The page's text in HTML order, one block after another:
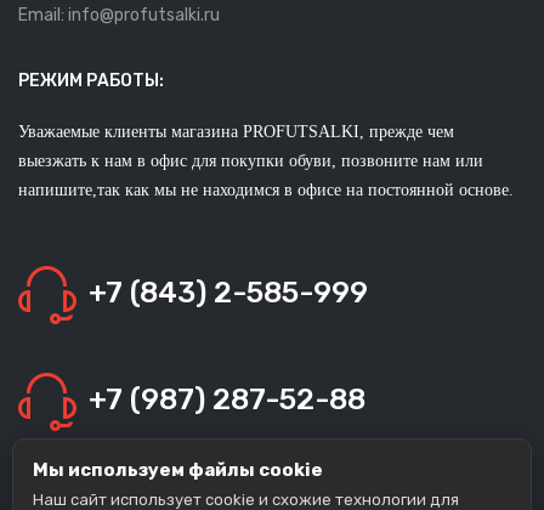
Мы используем файлы cookie
Наш сайт использует cookie и схожие технологии для
Email: info@profutsalki.ru
РЕЖИМ РАБОТЫ:
Уважаемые клиенты магазина PROFUTSALKI, прежде чем
выезжать к нам в офис для покупки обуви, позвоните нам или
напишите,так как мы не находимся в офисе на постоянной основе.
+7 (843) 2-585-999
+7 (987) 287-52-88